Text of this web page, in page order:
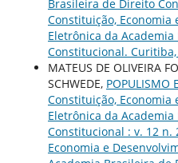
Brasileira de Direito
Constituição, Economia
Eletrônica da
Constitucional. Curitiba,
MATEUS DE OLIVEIRA
SCHWEDE, POPULISMO
Constituição, Economia
Eletrônica da
Constitucional : v. 12 n.
Economia e